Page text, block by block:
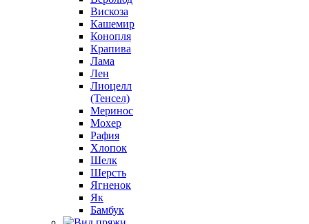
Вискоза
Кашемир
Конопля
Крапива
Лама
Лен
Лиоцелл
(Тенсел)
Меринос
Мохер
Рафия
Хлопок
Шелк
Шерсть
Ягненок
Як
Бамбук